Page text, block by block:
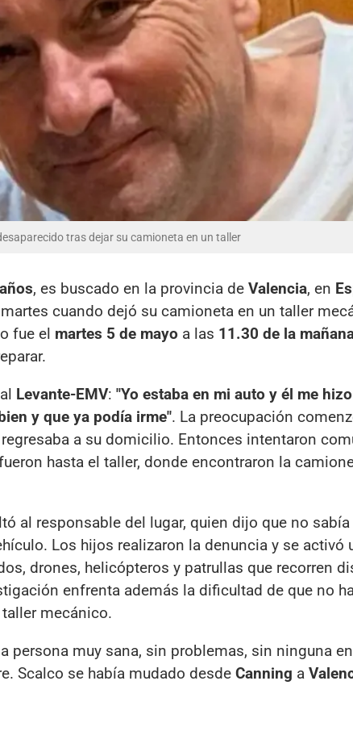
tras dejar su camioneta en un taller
, es buscado en la provincia de Valencia, en
cuando dejó su camioneta en un taller
fue el martes 5 de mayo a las 11.30 de la
Levante-EMV: "Yo estaba en mi auto y él me
y que ya podía irme". La preocupación
a su domicilio. Entonces intentaron
hasta el taller, donde encontraron la
al responsable del lugar, quien dijo que no sabía
Los hijos realizaron la denuncia y se activó
drones, helicópteros y patrullas que recorren
enfrenta además la dificultad de que no
mecánico.
persona muy sana, sin problemas, sin ninguna
Scalco se había mudado desde Canning a